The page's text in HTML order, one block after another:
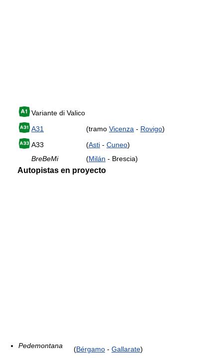
Variante di Valico
A31
(tramo Vicenza - Rovigo)
A33
(Asti - Cuneo)
BreBeMi
(Milán - Brescia)
Autopistas en proyecto
Pedemontana (Bérgamo - Gallarate)